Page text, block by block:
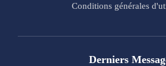
Conditions générales
Derniers